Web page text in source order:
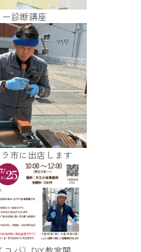
診断講座
市に出店します